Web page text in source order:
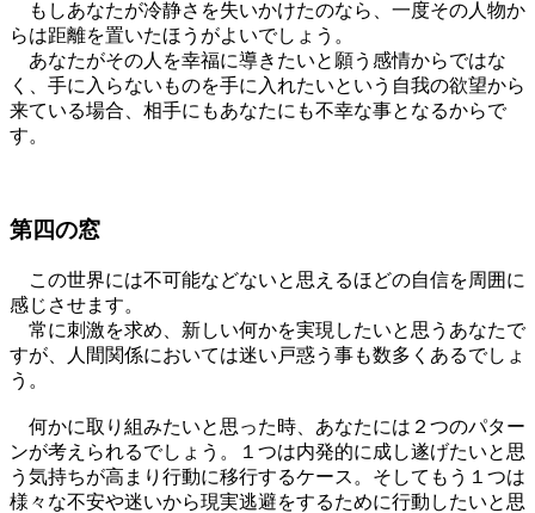
もしあなたが冷静さを失いかけたのなら、一度その人物か
らは距離を置いたほうがよいでしょう。
あなたがその人を幸福に導きたいと願う感情からではな
く、手に入らないものを手に入れたいという自我の欲望から
来ている場合、相手にもあなたにも不幸な事となるからで
す。
第四の窓
この世界には不可能などないと思えるほどの自信を周囲に
感じさせます。
常に刺激を求め、新しい何かを実現したいと思うあなたで
すが、人間関係においては迷い戸惑う事も数多くあるでしょ
う。
何かに取り組みたいと思った時、あなたには２つのパター
ンが考えられるでしょう。１つは内発的に成し遂げたいと思
う気持ちが高まり行動に移行するケース。そしてもう１つは
様々な不安や迷いから現実逃避をするために行動したいと思